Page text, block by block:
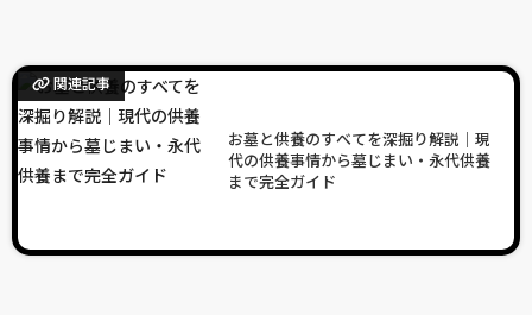
関連記事
お墓と供養のすべてを深掘り解説｜現
代の供養事情から墓じまい・永代供養
まで完全ガイド